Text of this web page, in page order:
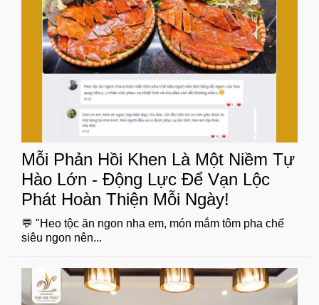
Mỗi Phản Hồi Khen Là Một Niềm Tự
Hào Lớn - Động Lực Để Vạn Lộc
Phát Hoàn Thiện Mỗi Ngày!
💬 "Heo tộc ăn ngon nha em, món mắm tôm pha chế
siêu ngon nên...